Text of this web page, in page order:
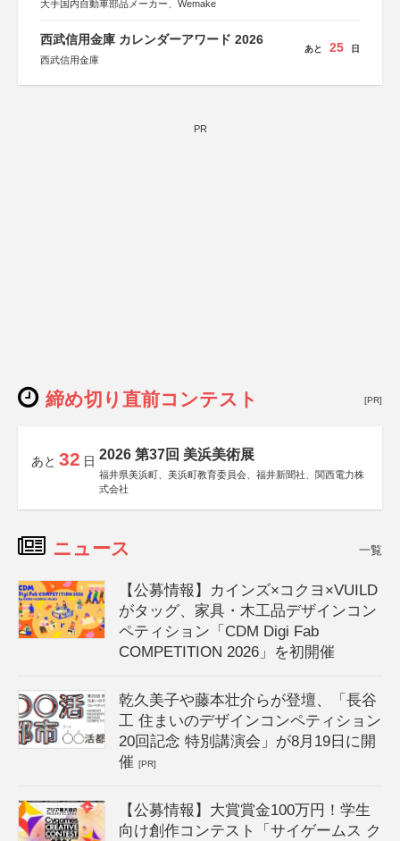
大手国内自動車部品メーカー、Wemake
西武信用金庫 カレンダーアワード 2026
西武信用金庫
あと 25 日
PR
締め切り直前コンテスト [PR]
あと 32 日 2026 第37回 美浜美術展
福井県美浜町、美浜町教育委員会、福井新聞社、関西電力株
式会社
ニュース 一覧
【公募情報】カインズ×コクヨ×VUILD
がタッグ、家具・木工品デザインコン
ペティション「CDM Digi Fab
COMPETITION 2026」を初開催
乾久美子や藤本壮介らが登壇、「長谷
工 住まいのデザインコンペティション
20回記念 特別講演会」が8月19日に開
催[PR]
【公募情報】大賞賞金100万円！学生
向け創作コンテスト「サイゲームス ク